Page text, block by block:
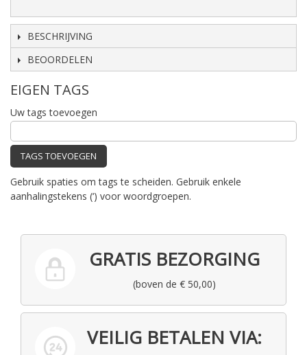
BESCHRIJVING
BEOORDELEN
EIGEN TAGS
Uw tags toevoegen
TAGS TOEVOEGEN
Gebruik spaties om tags te scheiden. Gebruik enkele
aanhalingstekens (‘) voor woordgroepen.
GRATIS BEZORGING
(boven de € 50,00)
VEILIG BETALEN VIA: